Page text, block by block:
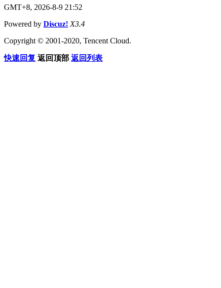
GMT+8, 2026-8-9 21:52
Powered by Discuz! X3.4
Copyright © 2001-2020, Tencent Cloud.
快速回复 返回顶部 返回列表